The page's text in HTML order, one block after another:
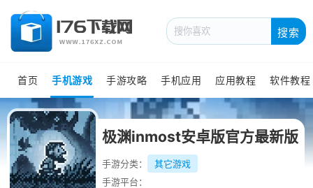
搜索
首页 手机游戏 手游攻略 手机应用 应用教程 软件教程
极渊inmost安卓版官方最新版
手游分类：
其它游戏
手游平台：